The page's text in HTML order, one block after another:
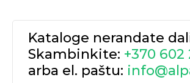
Kataloge nerandate
Skambinkite: +370 602
arba el. paštu: